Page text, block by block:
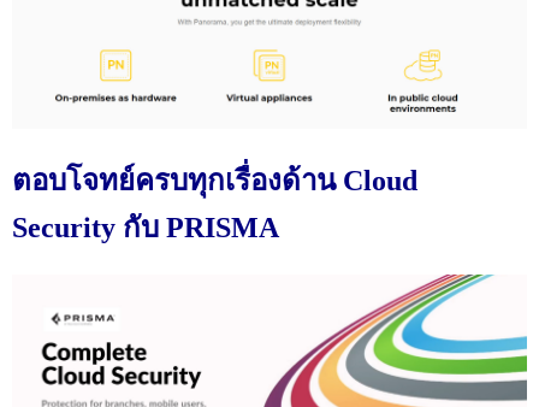
ตอบโจทย์ครบทุกเรื่องด้าน Cloud
Security กับ PRISMA